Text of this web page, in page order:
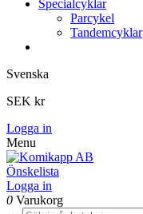
Specialcyklar
Parcykel
Tandemcyklar
Svenska
SEK kr
Logga in
Menu
Önskelista
Logga in
0 Varukorg